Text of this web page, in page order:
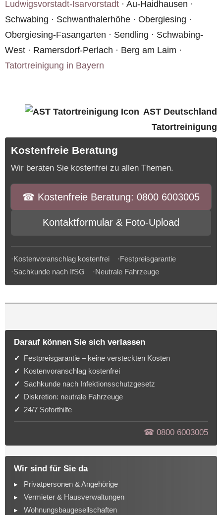
Ludwigsvorstadt-Isarvorstadt · Au-Haidhausen ·
Schwabing · Schwanthalerhöhe · Obergiesing ·
Obergiesing-Fasangarten · Sendling · Schwabing-
West · Ramersdorf-Perlach · Berg am Laim ·
Tatortreinigung in Bayern
AST Deutschland
Tatortreinigung
Kostenfreie Beratung
Wir beraten Sie kostenfrei zu allen Themen.
☎︎ Kostenfreie Beratung: 0800 6003005
Kontaktformular & Foto-Upload
·Kostenvoranschlag kostenfrei ·Festpreisgarantie
·Sachkunde nach IfSG ·Neutrale Fahrzeuge
Darauf können Sie sich verlassen
Festpreisgarantie – keine versteckten Kosten
Kostenvoranschlag kostenfrei
Sachkunde nach Infektionsschutzgesetz
Diskretion: neutrale Fahrzeuge
24/7 Soforthilfe
☎︎ 0800 6003005
Wir sind für Sie da
Privatpersonen & Angehörige
Vermieter & Hausverwaltungen
Wohnungsbaugesellschaften